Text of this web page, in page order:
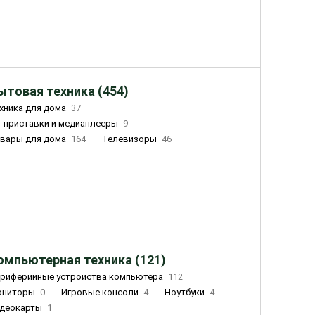
техника (454)
для дома 37
приставки и медиаплееры
9
для дома 164 Телевизоры 46
техника (121)
устройства компьютера 112
0 Игровые консоли 4 Ноутбуки 4
1